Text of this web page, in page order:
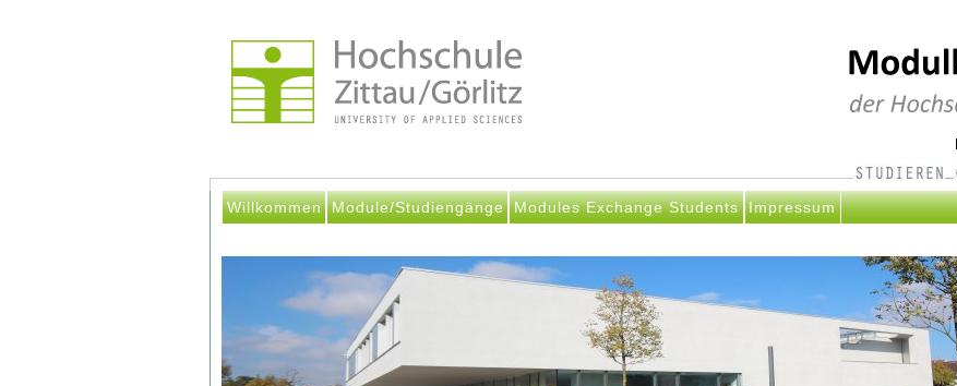
Willkommen Module/Studiengänge Modules Exchange Students Impressum